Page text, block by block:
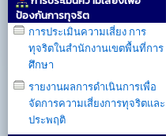
ป้องกันการทุจริต
การประเมินความเสี่ยง การ
ทุจริตในสำนักงานเขตพื้นที่การ
ศึกษา
รายงานผลการดำเนินการเพื่อ
จัดการความเสี่ยงการทุจริตและ
ประพฤติ